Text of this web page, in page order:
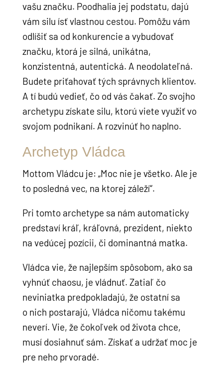
vašu značku. Poodhalia jej podstatu, dajú
vám silu ísť vlastnou cestou. Pomôžu vám
odlíšiť sa od konkurencie a vybudovať
značku, ktorá je silná, unikátna,
konzistentná, autentická. A neodolateľná.
Budete priťahovať tých správnych klientov.
A tí budú vedieť, čo od vás čakať. Zo svojho
archetypu získate silu, ktorú viete využiť vo
svojom podnikaní. A rozvinúť ho naplno.
Archetyp Vládca
Mottom Vládcu je: „Moc nie je všetko. Ale je
to posledná vec, na ktorej záleží“.
Pri tomto archetype sa nám automaticky
predstaví kráľ, kráľovná, prezident, niekto
na vedúcej pozícii, či dominantná matka.
Vládca vie, že najlepším spôsobom, ako sa
vyhnúť chaosu, je vládnuť. Zatiaľ čo
neviniatka predpokladajú, že ostatní sa
o nich postarajú, Vládca ničomu takému
neverí. Vie, že čokoľvek od života chce,
musí dosiahnuť sám. Získať a udržať moc je
pre neho prvoradé.